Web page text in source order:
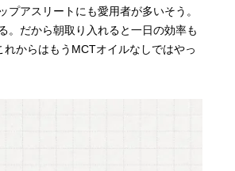
アスリートにも愛用者が多いそう。
。だから朝取り入れると一日の効率も
からはもうMCTオイルなしではやっ
新たなJ-GIRL＆J-BOYを選ぶ
「JJモデルオーディション
クは候補生の“魅力”を重視した
LIFE STYLE